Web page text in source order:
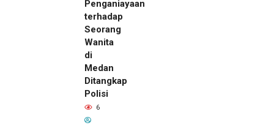
Penganiayaan
terhadap
Seorang
Wanita
di
Medan
Ditangkap
Polisi
6